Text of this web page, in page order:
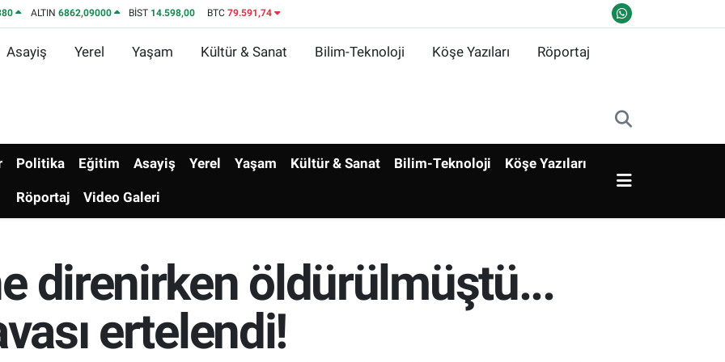
ALTIN 6862,09000 BİST 14.598,00 BTC 79.591,74
Asayiş Yerel Yaşam Kültür & Sanat Bilim-Teknoloji Köşe Yazıları Röportaj
Politika Eğitim Asayiş Yerel Yaşam Kültür & Sanat Bilim-Teknoloji Köşe Yazıları
Röportaj Video Galeri
direnirken öldürülmüştü...
ertelendi!